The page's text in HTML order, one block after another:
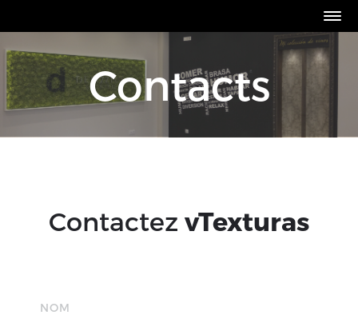
Contacts
Contactez vTexturas
NOM